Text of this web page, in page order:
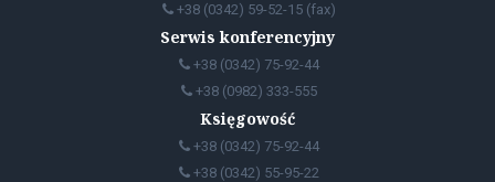
+38 (0342) 59-52-15 (fax)
Serwis konferencyjny
+38 (0342) 75-92-44
+38 (0982) 333-555
Księgowość
+38 (0342) 75-92-44
+38 (0342) 55-95-22